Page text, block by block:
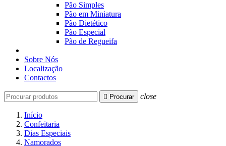
Pão Simples
Pão em Miniatura
Pão Dietético
Pão Especial
Pão de Regueifa
Sobre Nós
Localização
Contactos
 Procurar close
Início
Confeitaria
Dias Especiais
Namorados